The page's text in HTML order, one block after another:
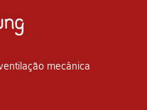
mecânica